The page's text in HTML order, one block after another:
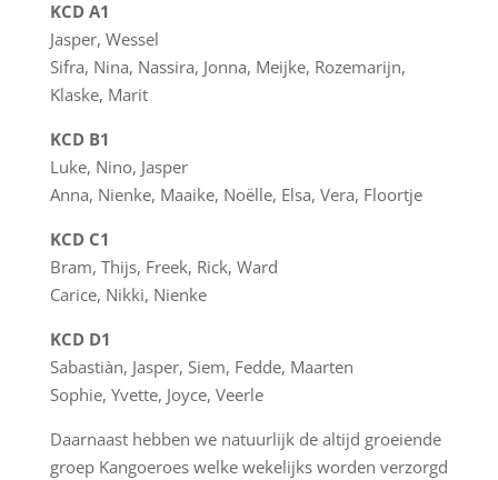
KCD A1
Jasper, Wessel
Sifra, Nina, Nassira, Jonna, Meijke, Rozemarijn,
Klaske, Marit
KCD B1
Luke, Nino, Jasper
Anna, Nienke, Maaike, Noëlle, Elsa, Vera, Floortje
KCD C1
Bram, Thijs, Freek, Rick, Ward
Carice, Nikki, Nienke
KCD D1
Sabastiàn, Jasper, Siem, Fedde, Maarten
Sophie, Yvette, Joyce, Veerle
Daarnaast hebben we natuurlijk de altijd groeiende
groep Kangoeroes welke wekelijks worden verzorgd